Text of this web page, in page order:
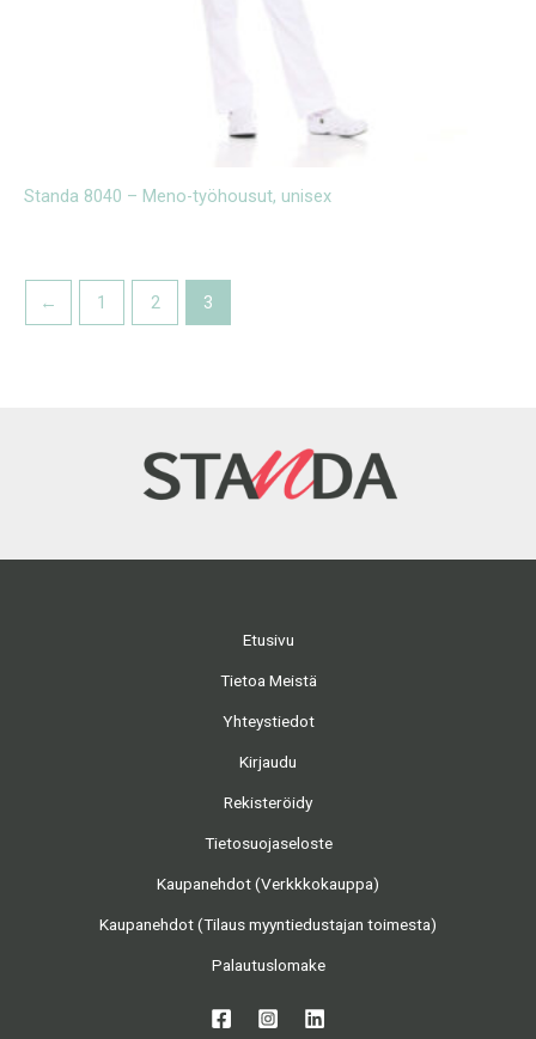
Standa 8040 – Meno-työhousut, unisex
← 1 2 3
Etusivu
Tietoa Meistä
Yhteystiedot
Kirjaudu
Rekisteröidy
Tietosuojaseloste
Kaupanehdot (Verkkkokauppa)
Kaupanehdot (Tilaus myyntiedustajan toimesta)
Palautuslomake